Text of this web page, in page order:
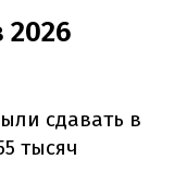
сдавать в
тысяч